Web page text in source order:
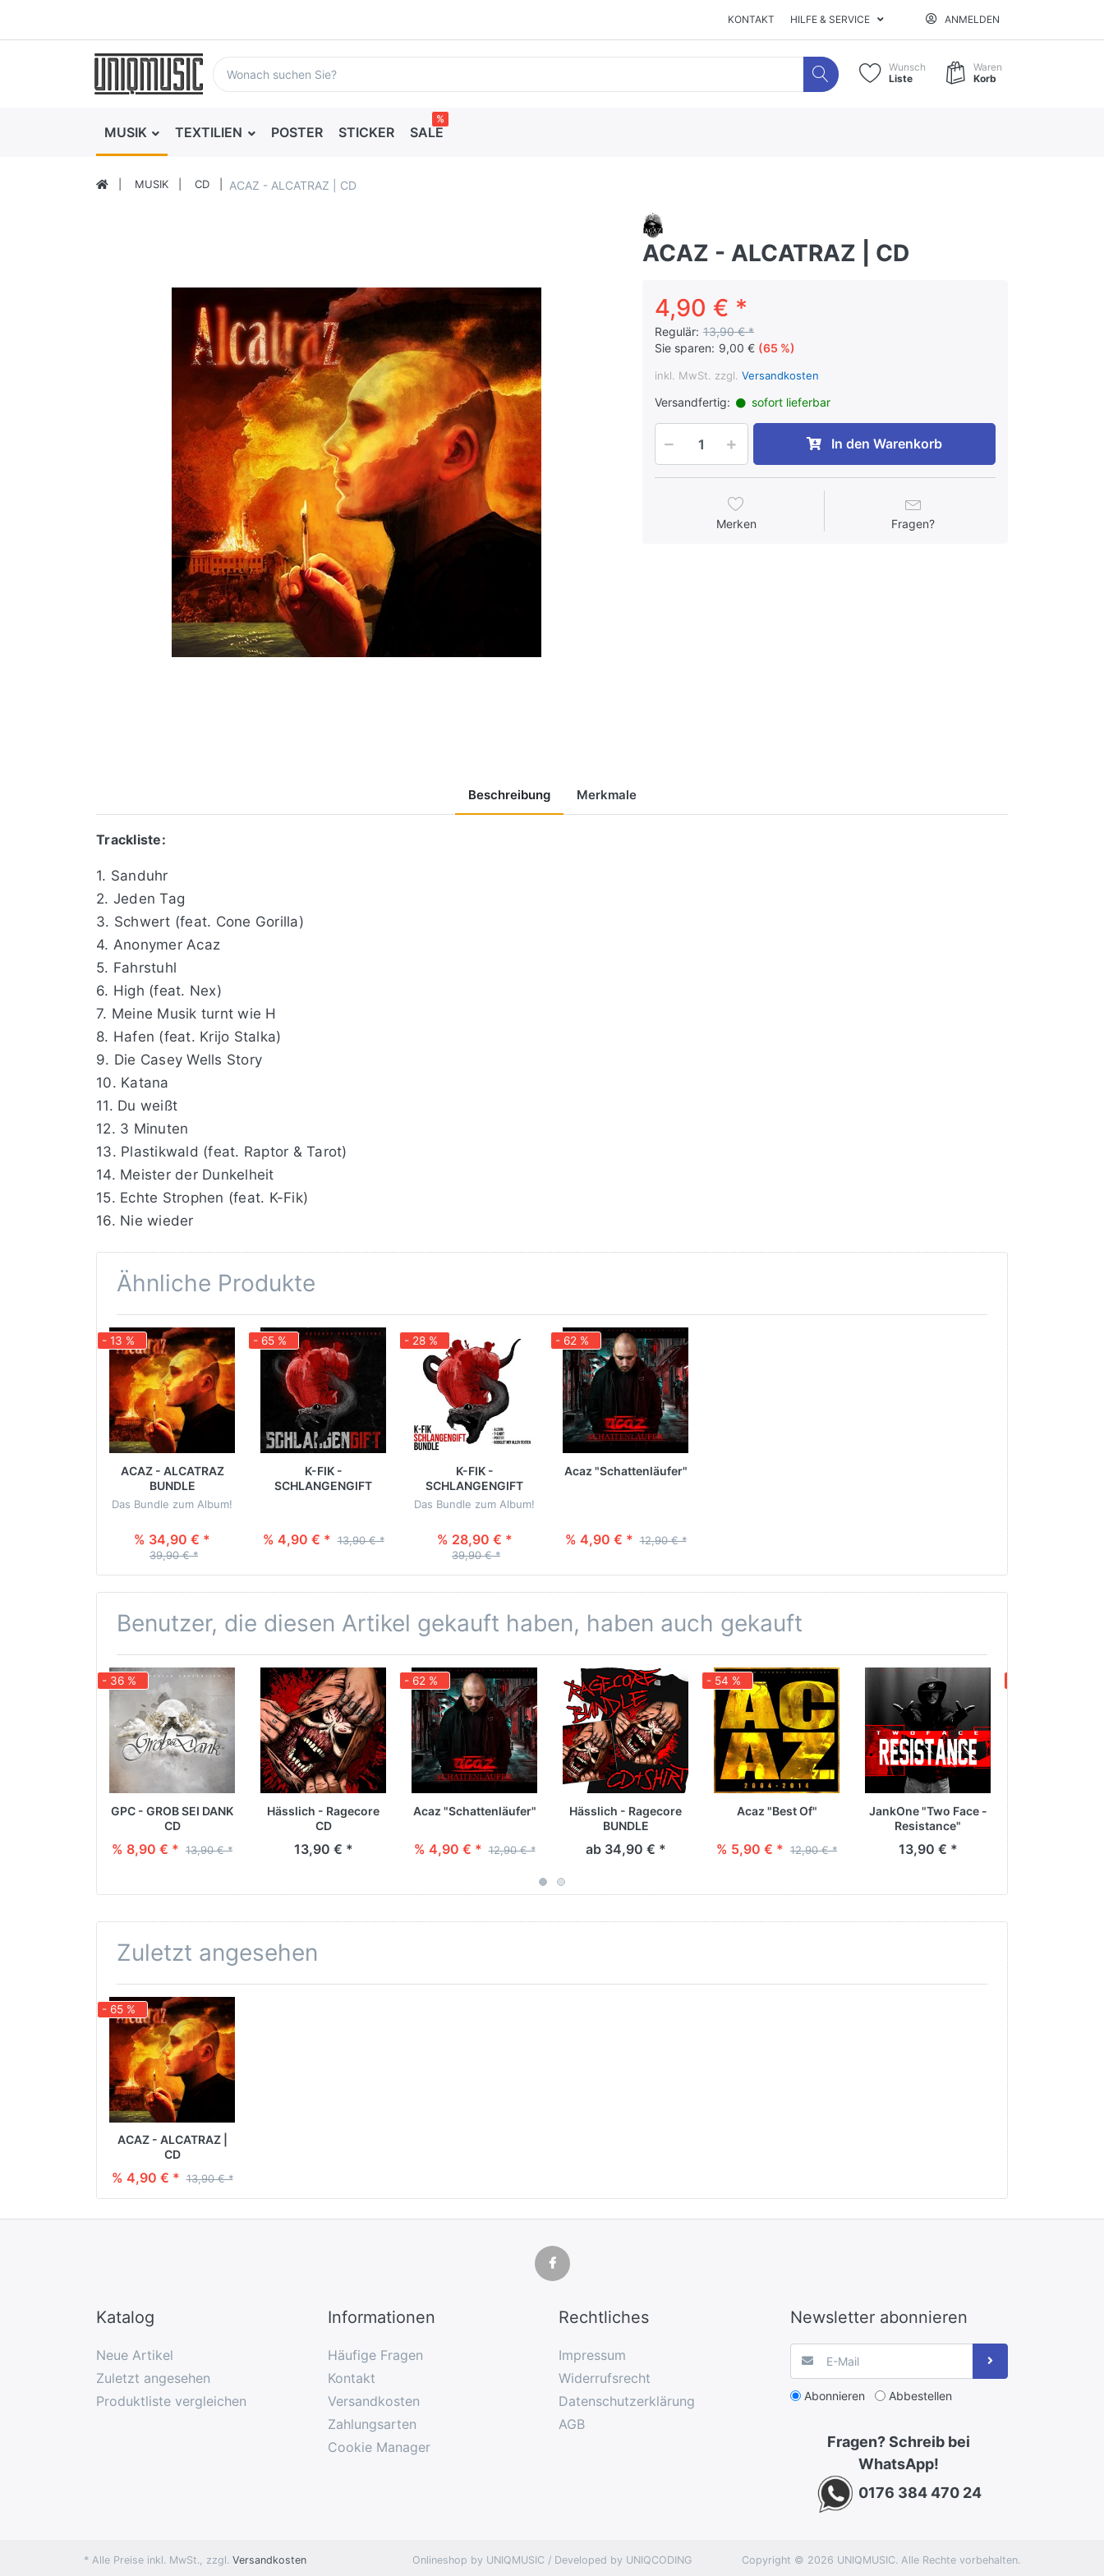
KONTAKT HILFE & SERVICE ANMELDEN
Wunsch
Liste
Waren
Korb
MUSIK TEXTILIEN POSTER STICKER SALE
%
MUSIK CD ACAZ - ALCATRAZ | CD
ACAZ - ALCATRAZ | CD
4,90 € *
Regulär: 13,90 € *
Sie sparen: 9,00 € (65 %)
inkl. MwSt. zzgl. Versandkosten
Versandfertig: sofort lieferbar
In den Warenkorb
Merken Fragen?
Beschreibung Merkmale
Trackliste:
1. Sanduhr
2. Jeden Tag
3. Schwert (feat. Cone Gorilla)
4. Anonymer Acaz
5. Fahrstuhl
6. High (feat. Nex)
7. Meine Musik turnt wie H
8. Hafen (feat. Krijo Stalka)
9. Die Casey Wells Story
10. Katana
11. Du weißt
12. 3 Minuten
13. Plastikwald (feat. Raptor & Tarot)
14. Meister der Dunkelheit
15. Echte Strophen (feat. K-Fik)
16. Nie wieder
Ähnliche Produkte
- 13 %
ACAZ - ALCATRAZ
BUNDLE
Das Bundle zum Album!
% 34,90 € *
39,90 € *
- 65 %
K-FIK -
SCHLANGENGIFT
% 4,90 € * 13,90 € *
- 28 %
K-FIK -
SCHLANGENGIFT
BUNDLE
Das Bundle zum Album!
% 28,90 € *
39,90 € *
- 62 %
Acaz "Schattenläufer"
% 4,90 € * 12,90 € *
Benutzer, die diesen Artikel gekauft haben, haben auch gekauft
- 36 %
GPC - GROB SEI DANK
CD
% 8,90 € * 13,90 € *
Hässlich - Ragecore
CD
13,90 € *
- 62 %
Acaz "Schattenläufer"
% 4,90 € * 12,90 € *
Hässlich - Ragecore
BUNDLE
ab 34,90 € *
- 54 %
Acaz "Best Of"
% 5,90 € * 12,90 € *
JankOne "Two Face -
Resistance"
13,90 € *
Zuletzt angesehen
- 65 %
ACAZ - ALCATRAZ |
CD
% 4,90 € * 13,90 € *
Katalog
Neue Artikel
Zuletzt angesehen
Produktliste vergleichen
Informationen
Häufige Fragen
Kontakt
Versandkosten
Zahlungsarten
Cookie Manager
Rechtliches
Impressum
Widerrufsrecht
Datenschutzerklärung
AGB
Newsletter abonnieren
Abonnieren Abbestellen
Fragen? Schreib bei
WhatsApp!
0176 384 470 24
* Alle Preise inkl. MwSt., zzgl. Versandkosten Onlineshop by UNIQMUSIC / Developed by UNIQCODING Copyright © 2026 UNIQMUSIC. Alle Rechte vorbehalten.